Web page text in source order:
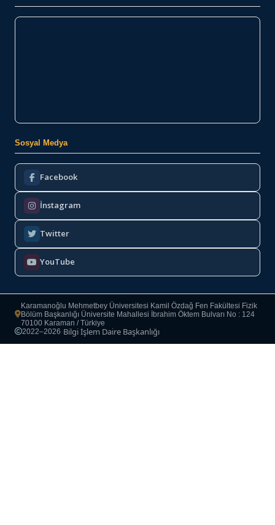
Sosyal Medya
Facebook
İnstagram
Twitter
YouTube
Karamanoğlu Mehmetbey Üniversitesi Kamil Özdağ Fen Fakültesi Fizik
Bölüm Başkanlığı Üniversite Mahallesi İbrahim Öktem Bulvarı No : 124
70100 Karaman / Türkiye
Copyright
2022–2026·Bilgi İşlem Daire Başkanlığı